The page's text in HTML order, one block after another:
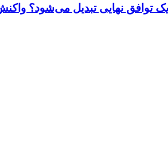
یک توافق نهایی تبدیل می‌شود؟